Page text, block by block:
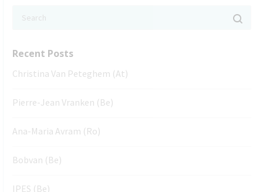
Recent Posts
Christina Van Peteghem (At)
Pierre-Jean Vranken (Be)
Ana-Maria Avram (Ro)
Bobvan (Be)
IPES (Be)